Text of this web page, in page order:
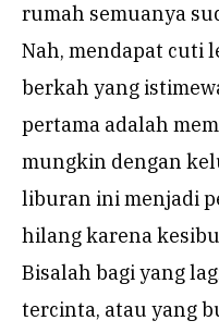
rumah semuanya
Nah, mendapat cuti
berkah yang
pertama adalah
mungkin dengan
liburan ini menjadi
hilang karena
Bisalah bagi yang
tercinta, atau yang